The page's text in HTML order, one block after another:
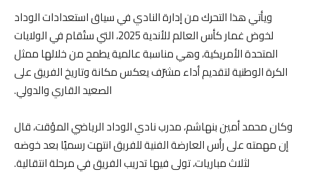
ويأتي هذا التحرك من إدارة النادي في سياق استعدادات الوداد
لخوض غمار كأس العالم للأندية 2025، التي ستُقام في الولايات
المتحدة الأمريكية، وهي مناسبة عالمية يطمح من خلالها ممثل
الكرة الوطنية لتقديم أداء مشرّف يعكس مكانة وتاريخ الفريق على
الصعيد القاري والدولي.
وكان محمد أمين بنهاشم، مدرب نادي الوداد الرياضي المؤقت، قال
إن مهمته على رأس العارضة الفنية للفريق انتهت رسميًا بعد خوضه
لثلاث مباريات، تولى فيها تدريب الفريق في مرحلة انتقالية.